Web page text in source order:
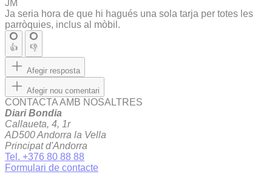
JM
Ja seria hora de que hi hagués una sola tarja per totes les
parròquies, inclus al mòbil.
👍 👎
Afegir resposta
Afegir nou comentari
CONTACTA AMB NOSALTRES
Diari Bondia
Callaueta, 4, 1r
AD500 Andorra la Vella
Principat d'Andorra
Tel. +376 80 88 88
Formulari de contacte